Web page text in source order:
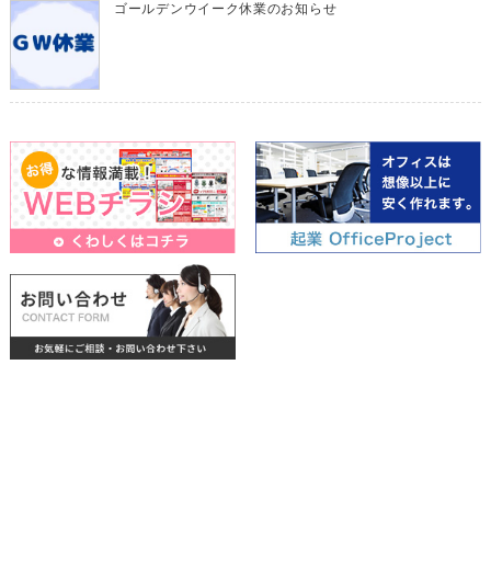
ゴールデンウイーク休業のお知らせ